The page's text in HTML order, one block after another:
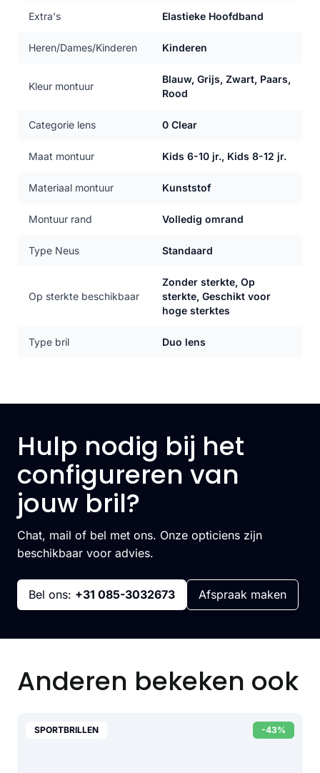
Extra's Elastieke Hoofdband
Heren/Dames/Kinderen Kinderen
Kleur montuur
Blauw, Grijs, Zwart, Paars,
Rood
Categorie lens 0 Clear
Maat montuur Kids 6-10 jr., Kids 8-12 jr.
Materiaal montuur Kunststof
Montuur rand Volledig omrand
Type Neus Standaard
Op sterkte beschikbaar
Zonder sterkte, Op
sterkte, Geschikt voor
hoge sterktes
Type bril Duo lens
Hulp nodig bij het
configureren van
jouw bril?
Chat, mail of bel met ons. Onze opticiens zijn
beschikbaar voor advies.
Bel ons: +31 085-3032673 Afspraak maken
Anderen bekeken ook
-43%
SPORTBRILLEN